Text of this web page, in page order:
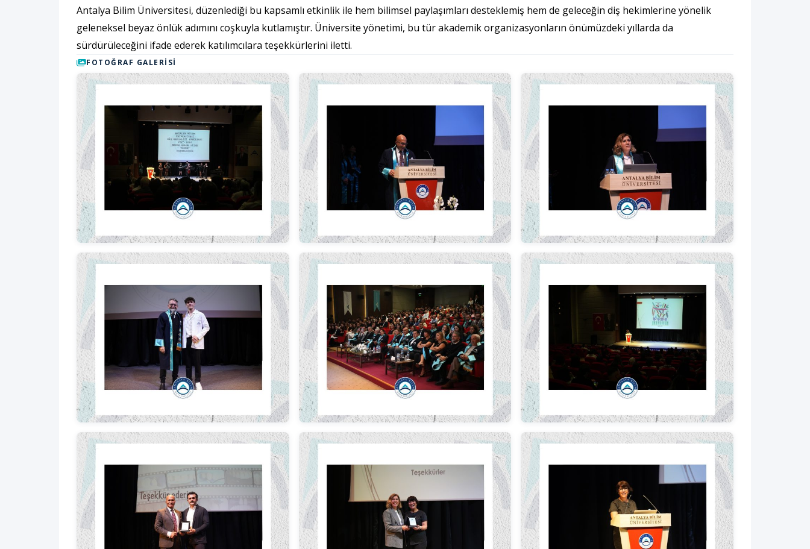
Antalya Bilim Üniversitesi, düzenlediği bu kapsamlı etkinlik ile hem bilimsel paylaşımları desteklemiş hem de geleceğin diş hekimlerine yönelik
geleneksel beyaz önlük adımını coşkuyla kutlamıştır. Üniversite yönetimi, bu tür akademik organizasyonların önümüzdeki yıllarda da
sürdürüleceğini ifade ederek katılımcılara teşekkürlerini iletti.
FOTOĞRAF GALERISI